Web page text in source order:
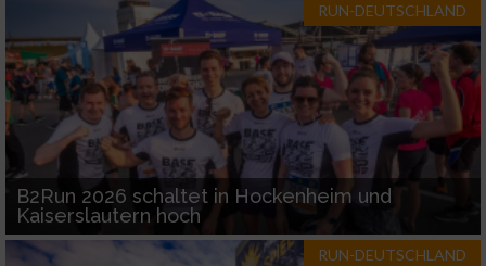
RUN-DEUTSCHLAND
B2Run 2026 schaltet in Hockenheim und
Kaiserslautern hoch
RUN-DEUTSCHLAND